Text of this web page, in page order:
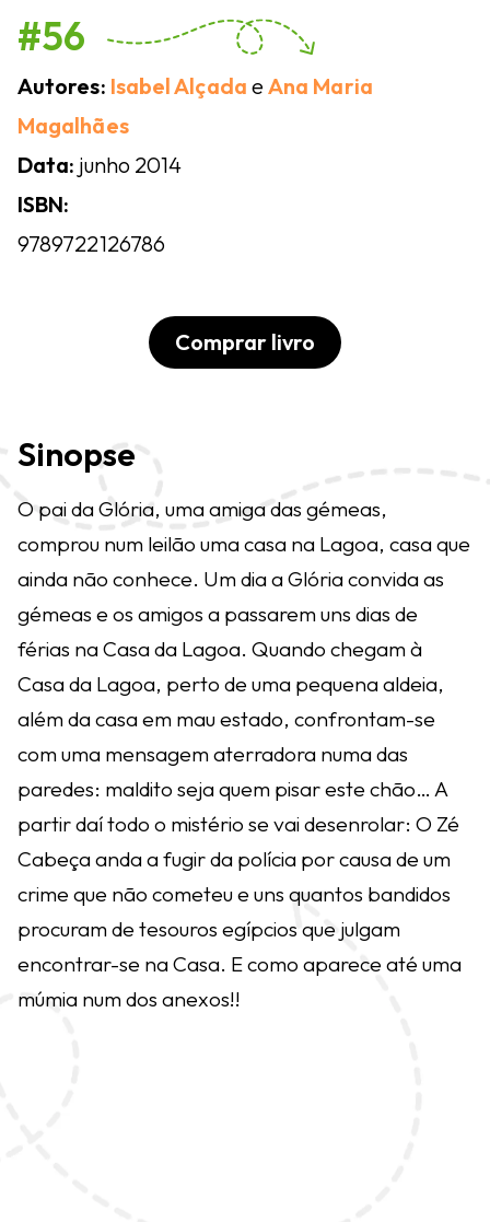
#56
Autores: Isabel Alçada eAna Maria
Magalhães
Data: junho 2014
ISBN:
9789722126786
Comprar livro
Sinopse
O pai da Glória, uma amiga das gémeas,
comprou num leilão uma casa na Lagoa, casa que
ainda não conhece. Um dia a Glória convida as
gémeas e os amigos a passarem uns dias de
férias na Casa da Lagoa. Quando chegam à
Casa da Lagoa, perto de uma pequena aldeia,
além da casa em mau estado, confrontam-se
com uma mensagem aterradora numa das
paredes: maldito seja quem pisar este chão… A
partir daí todo o mistério se vai desenrolar: O Zé
Cabeça anda a fugir da polícia por causa de um
crime que não cometeu e uns quantos bandidos
procuram de tesouros egípcios que julgam
encontrar-se na Casa. E como aparece até uma
múmia num dos anexos!!